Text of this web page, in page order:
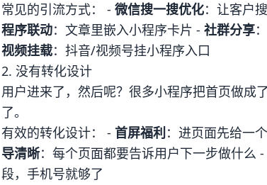
常见的引流方式： - 微信搜一搜优化：让客户
程序联动：文章里嵌入小程序卡片 - 社群分享
视频挂载：抖音/视频号挂小程序入口
2. 没有转化设计
用户进来了，然后呢？很多小程序把首页做成
了。
有效的转化设计： - 首屏福利 ：进页面先给一
导清晰：每个页面都要告诉用户下一步做什么 -
段，手机号就够了